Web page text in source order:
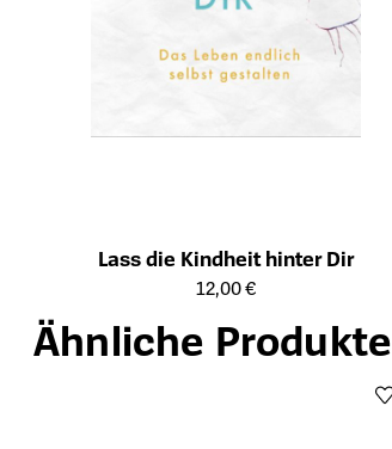
Lass die Kindheit hinter Dir
Öffnet die Detailseite des Produkts
12,00 €
Ähnliche Produkte